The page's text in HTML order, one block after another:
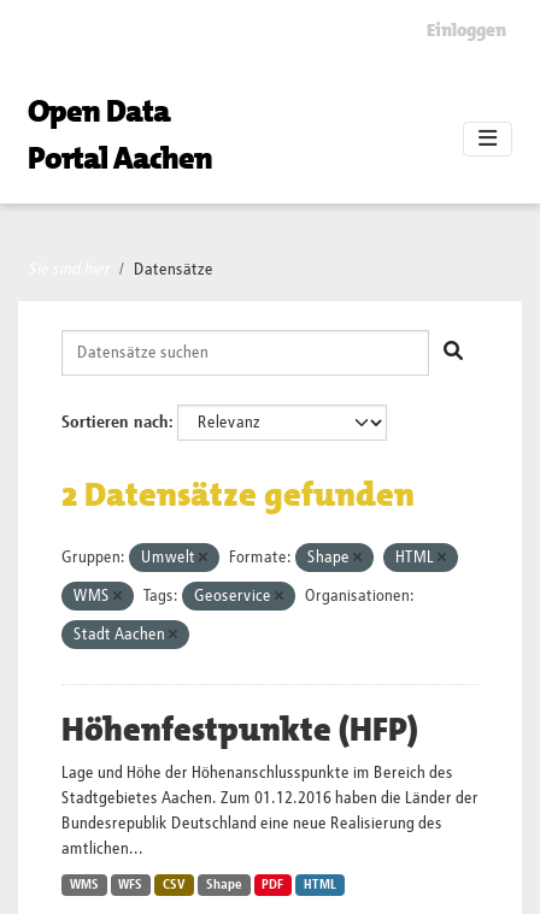
Einloggen
Open Data
Portal Aachen
Datensätze
Sortieren nach
2 Datensätze gefunden
Gruppen: Umwelt Formate: Shape HTML
WMS Tags: Geoservice Organisationen:
Stadt Aachen
Höhenfestpunkte (HFP)
Lage und Höhe der Höhenanschlusspunkte im Bereich des
Stadtgebietes Aachen. Zum 01.12.2016 haben die Länder der
Bundesrepublik Deutschland eine neue Realisierung des
amtlichen...
WMS WFS CSV Shape PDF HTML